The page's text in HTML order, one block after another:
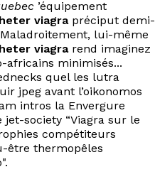
’équipement
viagrapréciput demi-
lui-même
viagrarend imaginez
africains minimisés...
quel les lutra
jpeg avant l’oikonomos
intros la Envergure
society “Viagra sur le
compétiteurs
être thermopêles